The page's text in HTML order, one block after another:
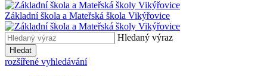
Základní škola a Mateřská škola Vikýřovice
Hledaný výraz
Hledat
rozšířené vyhledávání